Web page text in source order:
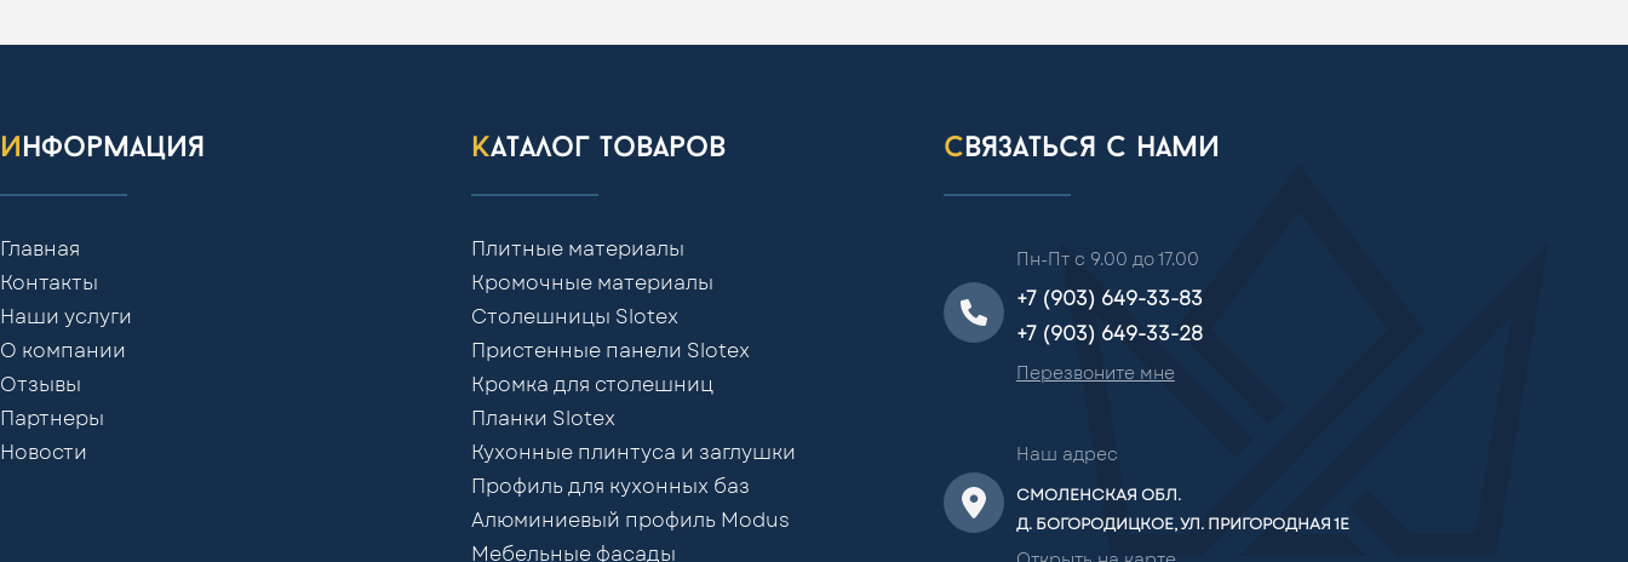
информация
Главная
Контакты
Наши услуги
О компании
Отзывы
Партнеры
Новости
каталог товаров
Плитные материалы
Кромочные материалы
Столешницы Slotex
Пристенные панели Slotex
Кромка для столешниц
Планки Slotex
Кухонные плинтуса и заглушки
Профиль для кухонных баз
Алюминиевый профиль Modus
Мебельные фасады
связаться с нами
Пн-Пт с 9.00 до 17.00
+7 (903) 649-33-83
+7 (903) 649-33-28
Перезвоните мне
Наш адрес
СМОЛЕНСКАЯ ОБЛ.
Д. БОГОРОДИЦКОЕ, УЛ. ПРИГОРОДНАЯ 1Е